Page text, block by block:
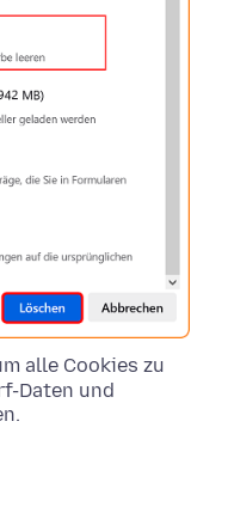
alle Cookies zu
Daten und